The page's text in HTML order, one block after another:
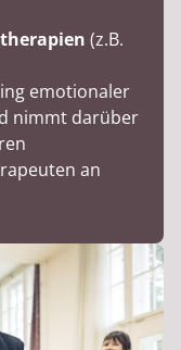
(z.B.
emotionaler
nimmt darüber
an